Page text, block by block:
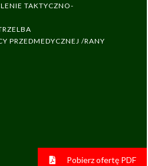
TAKTYCZNO-
PRZEDMEDYCZNEJ /RANY
Pobierz ofertę PDF